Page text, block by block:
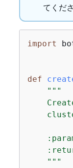
てくださ
import
def
"""
    """